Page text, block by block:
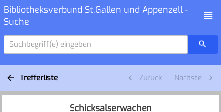
Bibliotheksverbund St.Gallen und Appenzell -
Suche
Suchbegriff(e) eingeben
Trefferliste Zurück Nächste
Schicksalserwachen